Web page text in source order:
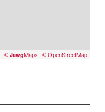
| © JawgMaps | © OpenStreetMap